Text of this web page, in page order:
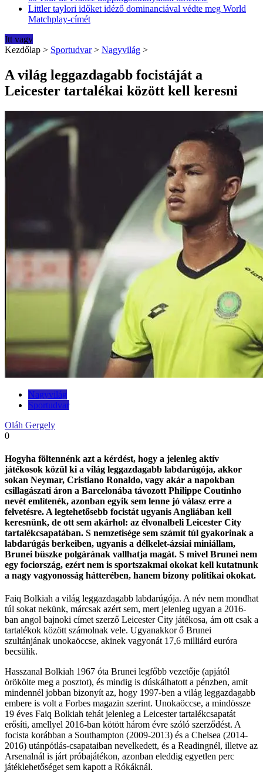
Littler taylori időket idéző dominanciával védte meg World
Matchplay-címét
Itt vagy
Kezdőlap > Sportudvar > Nagyvilág >
A világ leggazdagabb focistáját a
Leicester tartalékai között kell keresni
Nagyvilág
Sportudvar
Oláh Gergely
0
Hogyha föltennénk azt a kérdést, hogy a jelenleg aktív
játékosok közül ki a világ leggazdagabb labdarúgója, akkor
sokan Neymar, Cristiano Ronaldo, vagy akár a napokban
csillagászati áron a Barcelonába távozott Philippe Coutinho
nevét említenék, azonban egyik sem lenne jó válasz erre a
felvetésre. A legtehetősebb focistát ugyanis Angliában kell
keresnünk, de ott sem akárhol: az élvonalbeli Leicester City
tartalékcsapatában. S nemzetisége sem számít túl gyakorinak a
labdarúgás berkeiben, ugyanis a délkelet-ázsiai miniállam,
Brunei büszke polgárának vallhatja magát. S mivel Brunei nem
egy fociország, ezért nem is sportszakmai okokat kell kutatnunk
a nagy vagyonosság hátterében, hanem bizony politikai okokat.
Faiq Bolkiah a világ leggazdagabb labdarúgója. A név nem mondhat
túl sokat nekünk, márcsak azért sem, mert jelenleg ugyan a 2016-
ban angol bajnoki címet szerző Leicester City játékosa, ám ott csak a
tartalékok között számolnak vele. Ugyanakkor ő Brunei
szultánjának unokaöccse, akinek vagyonát 17,6 milliárd euróra
becsülik.
Hasszanal Bolkiah 1967 óta Brunei legfőbb vezetője (apjától
örökölte meg a posztot), és mindig is dúskálhatott a pénzben, amit
mindennél jobban bizonyít az, hogy 1997-ben a világ leggazdagabb
embere is volt a Forbes magazin szerint. Unokaöccse, a mindössze
19 éves Faiq Bolkiah tehát jelenleg a Leicester tartalékcsapatát
erősíti, amellyel 2016-ban kötött három évre szóló szerződést. A
focista korábban a Southampton (2009-2013) és a Chelsea (2014-
2016) utánpótlás-csapataiban nevelkedett, és a Readingnél, illetve az
Arsenalnál is járt próbajátékon, azonban eleddig egyetlen perc
játéklehetőséget sem kapott a Rókáknál.